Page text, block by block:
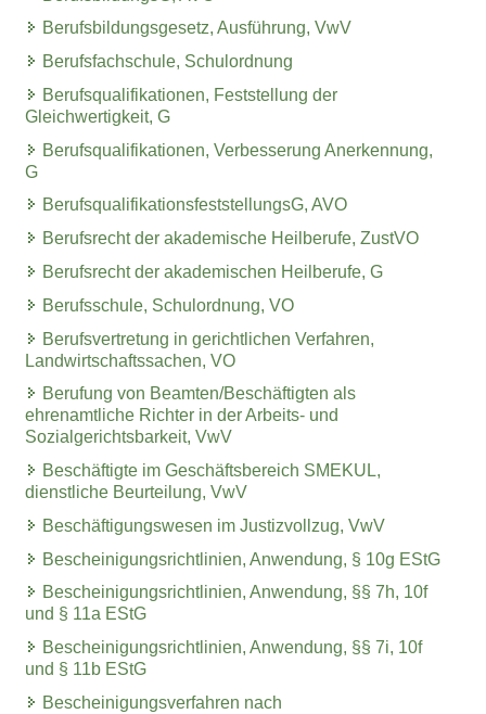
Berufsbildungsgesetz, Ausführung, VwV
Berufsfachschule, Schulordnung
Berufsqualifikationen, Feststellung der
Gleichwertigkeit, G
Berufsqualifikationen, Verbesserung Anerkennung,
G
BerufsqualifikationsfeststellungsG, AVO
Berufsrecht der akademische Heilberufe, ZustVO
Berufsrecht der akademischen Heilberufe, G
Berufsschule, Schulordnung, VO
Berufsvertretung in gerichtlichen Verfahren,
Landwirtschaftssachen, VO
Berufung von Beamten/Beschäftigten als
ehrenamtliche Richter in der Arbeits- und
Sozialgerichtsbarkeit, VwV
Beschäftigte im Geschäftsbereich SMEKUL,
dienstliche Beurteilung, VwV
Beschäftigungswesen im Justizvollzug, VwV
Bescheinigungsrichtlinien, Anwendung, § 10g EStG
Bescheinigungsrichtlinien, Anwendung, §§ 7h, 10f
und § 11a EStG
Bescheinigungsrichtlinien, Anwendung, §§ 7i, 10f
und § 11b EStG
Bescheinigungsverfahren nach